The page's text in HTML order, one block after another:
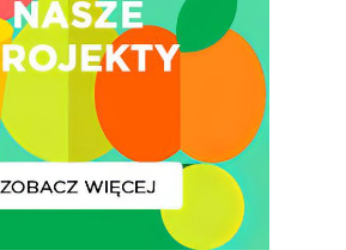
Konsumpcji Warzyw
Owoców
Nutriscore Fakty
Federacja
Związków
Rolnych – Ziemniaki